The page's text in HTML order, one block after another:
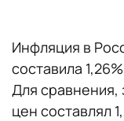
Инфляция в
составила
Для сравнения,
цен составлял